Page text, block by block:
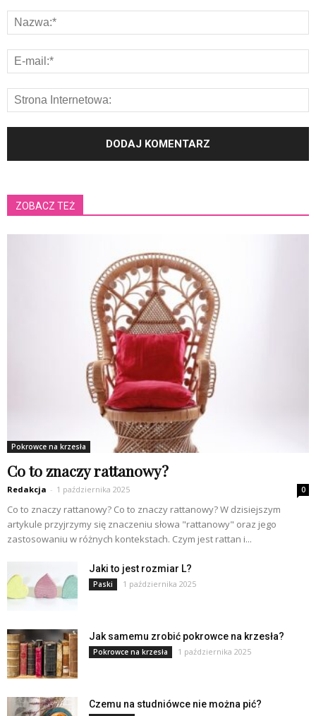
ZOBACZ TEŻ
Pokrowce na krzesła
Co to znaczy rattanowy?
Redakcja - 1 października 2025 0
Co to znaczy rattanowy? Co to znaczy rattanowy? W dzisiejszym
artykule przyjrzymy się znaczeniu słowa "rattanowy" oraz jego
zastosowaniu w różnych kontekstach. Czym jest rattan i...
Jaki to jest rozmiar L?
Paski 1 października 2025
Jak samemu zrobić pokrowce na krzesła?
Pokrowce na krzesła 1 października 2025
Czemu na studniówce nie można pić?